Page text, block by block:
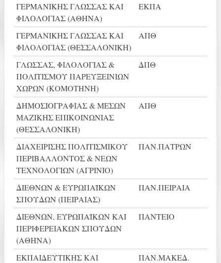
ΓΕΡΜΑΝΙΚΗΣ ΓΛΩΣΣΑΣ ΚΑΙ
ΦΙΛΟΛΟΓΙΑΣ (ΑΘΗΝΑ)
ΕΚΠΑ
ΓΕΡΜΑΝΙΚΗΣ ΓΛΩΣΣΑΣ ΚΑΙ
ΦΙΛΟΛΟΓΙΑΣ (ΘΕΣΣΑΛΟΝΙΚΗ)
ΑΠΘ
ΓΛΩΣΣΑΣ, ΦΙΛΟΛΟΓΙΑΣ &
ΠΟΛΙΤΙΣΜΟΥ ΠΑΡΕΥΞΕΙΝΙΩΝ
ΧΩΡΩΝ (ΚΟΜΟΤΗΝΗ)
ΔΠΘ
ΔΗΜΟΣΙΟΓΡΑΦΙΑΣ & ΜΕΣΩΝ
ΜΑΖΙΚΗΣ ΕΠΙΚΟΙΝΩΝΙΑΣ
(ΘΕΣΣΑΛΟΝΙΚΗ)
ΑΠΘ
ΔΙΑΧΕΙΡΙΣΗΣ ΠΟΛΙΤΙΣΜΙΚΟΥ
ΠΕΡΙΒΑΛΛΟΝΤΟΣ & ΝΕΩΝ
ΤΕΧΝΟΛΟΓΙΩΝ (ΑΓΡΙΝΙΟ)
ΠΑΝ.ΠΑΤΡΩΝ
ΔΙΕΘΝΩΝ & ΕΥΡΩΠΑΪΚΩΝ
ΣΠΟΥΔΩΝ (ΠΕΙΡΑΙΑΣ)
ΠΑΝ.ΠΕΙΡΑΙΑ
ΔΙΕΘΝΩΝ, ΕΥΡΩΠΑΪΚΩΝ ΚΑΙ
ΠΕΡΙΦΕΡΕΙΑΚΩΝ ΣΠΟΥΔΩΝ
(ΑΘΗΝΑ)
ΠΑΝΤΕΙΟ
ΕΚΠΑΙΔΕΥΤΙΚΗΣ ΚΑΙ
ΠΑΝ.ΜΑΚΕΔ.